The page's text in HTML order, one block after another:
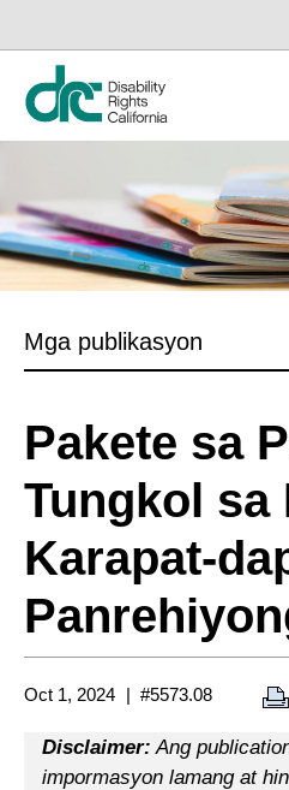
to
content
Mga publikasyon
Pakete sa
Tungkol sa
Karapat-
Oct 1, 2024 #5573.08
Disclaimer: Ang
impormasyon lamang at